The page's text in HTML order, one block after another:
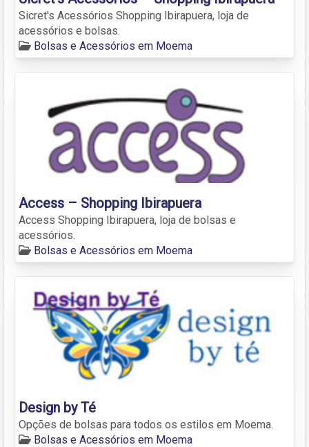
Sicret's Acessórios Shopping Ibirapuera, loja de
acessórios e bolsas.
Bolsas e Acessórios em Moema
Access – Shopping Ibirapuera
Access Shopping Ibirapuera, loja de bolsas e
acessórios.
Bolsas e Acessórios em Moema
Design by Té
Opções de bolsas para todos os estilos em Moema.
Bolsas e Acessórios em Moema